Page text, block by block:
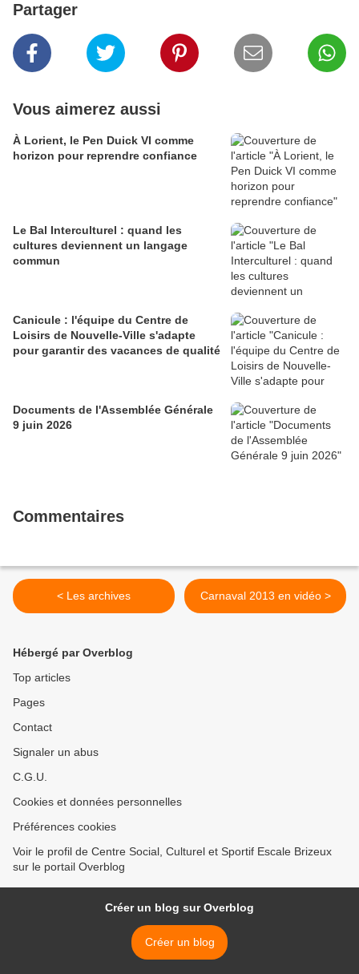
Partager
Vous aimerez aussi
À Lorient, le Pen Duick VI comme
horizon pour reprendre confiance
Le Bal Interculturel : quand les
cultures deviennent un langage
commun
Canicule : l'équipe du Centre de
Loisirs de Nouvelle-Ville s'adapte
pour garantir des vacances de qualité
Documents de l'Assemblée Générale
9 juin 2026
Commentaires
< Les archives Carnaval 2013 en vidéo >
Hébergé par Overblog
Top articles
Pages
Contact
Signaler un abus
C.G.U.
Cookies et données personnelles
Préférences cookies
Voir le profil de Centre Social, Culturel et Sportif Escale Brizeux
sur le portail Overblog
Créer un blog sur Overblog
Créer un blog